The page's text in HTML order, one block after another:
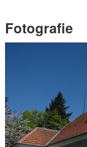
Fotografie